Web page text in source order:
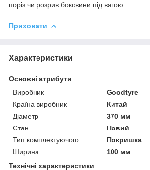
поріз чи розрив боковини під вагою.
Приховати
Характеристики
Основні атрибути
Виробник
Goodtyre
Країна виробник
Китай
Діаметр
370 мм
Стан
Новий
Тип комплектуючого
Покришка
Ширина
100 мм
Технічні характеристики